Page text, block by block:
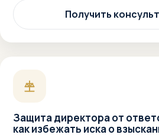
Получить
Защита директора от
как избежать иска о